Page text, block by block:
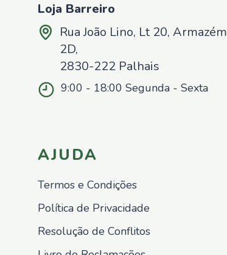
Loja Barreiro
Rua João Lino, Lt 20, Armazém
2D,
2830-222 Palhais
9:00 - 18:00 Segunda - Sexta
AJUDA
Termos e Condições
Política de Privacidade
Resolução de Conflitos